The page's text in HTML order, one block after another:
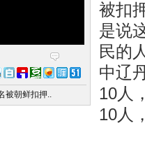
被朝鲜扣押..
被扣
是说
民的
中辽
10人
10人